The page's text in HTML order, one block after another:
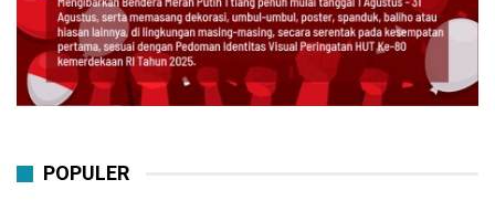
POPULER